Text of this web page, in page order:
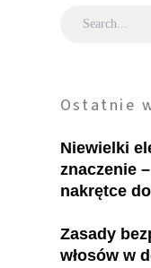
Ostatnie
Niewielki
znaczenie
nakrętce
Zasady
włosów w